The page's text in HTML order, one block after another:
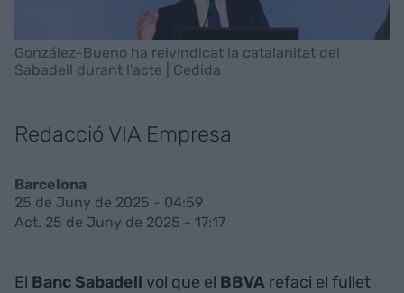
González-Bueno ha reivindicat la catalanitat del
Sabadell durant l'acte | Cedida
Redacció VIA Empresa
Barcelona
25 de Juny de 2025 - 04:59
Act. 25 de Juny de 2025 - 17:17
El Banc Sabadell vol que el BBVA refaci el fullet